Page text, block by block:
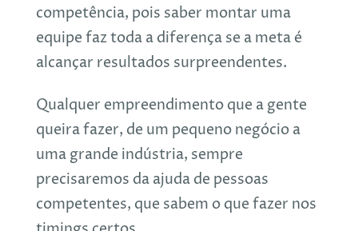
competência, pois saber montar uma
equipe faz toda a diferença se a meta é
alcançar resultados surpreendentes.
Qualquer empreendimento que a gente
queira fazer, de um pequeno negócio a
uma grande indústria, sempre
precisaremos da ajuda de pessoas
competentes, que sabem o que fazer nos